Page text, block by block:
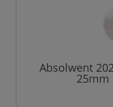
Absolwent
25mm